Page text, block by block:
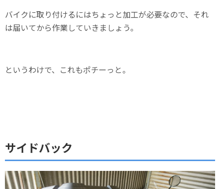
バイクに取り付けるにはちょっと加工が必要なので、それ
は届いてから作業していきましょう。
というわけで、これもポチーっと。
サイドバック